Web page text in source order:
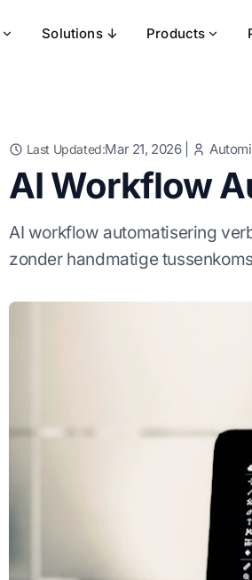
Solutions ↓ Products
Last Updated:Mar 21, 2026|
AI Workflow
AI workflow automatisering
zonder handmatige